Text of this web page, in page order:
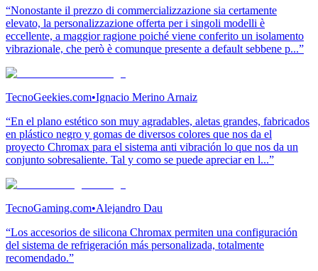
“Nonostante il prezzo di commercializzazione sia certamente
elevato, la personalizzazione offerta per i singoli modelli è
eccellente, a maggior ragione poiché viene conferito un isolamento
vibrazionale, che però è comunque presente a default sebbene p...”
TecnoGeekies.com•Ignacio Merino Arnaiz
“En el plano estético son muy agradables, aletas grandes, fabricados
en plástico negro y gomas de diversos colores que nos da el
proyecto Chromax para el sistema anti vibración lo que nos da un
conjunto sobresaliente. Tal y como se puede apreciar en l...”
TecnoGaming.com•Alejandro Dau
“Los accesorios de silicona Chromax permiten una configuración
del sistema de refrigeración más personalizada, totalmente
recomendado.”